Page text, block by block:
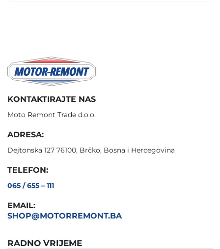
KONTAKTIRAJTE NAS
Moto Remont Trade d.o.o.
ADRESA:
Dejtonska 127 76100, Brčko, Bosna i Hercegovina
TELEFON:
065 / 655 – 111
EMAIL:
SHOP@MOTORREMONT.BA
RADNO VRIJEME